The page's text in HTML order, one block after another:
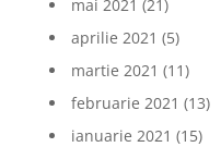
mai 2021 (21)
aprilie 2021 (5)
martie 2021 (11)
februarie 2021 (13)
ianuarie 2021 (15)